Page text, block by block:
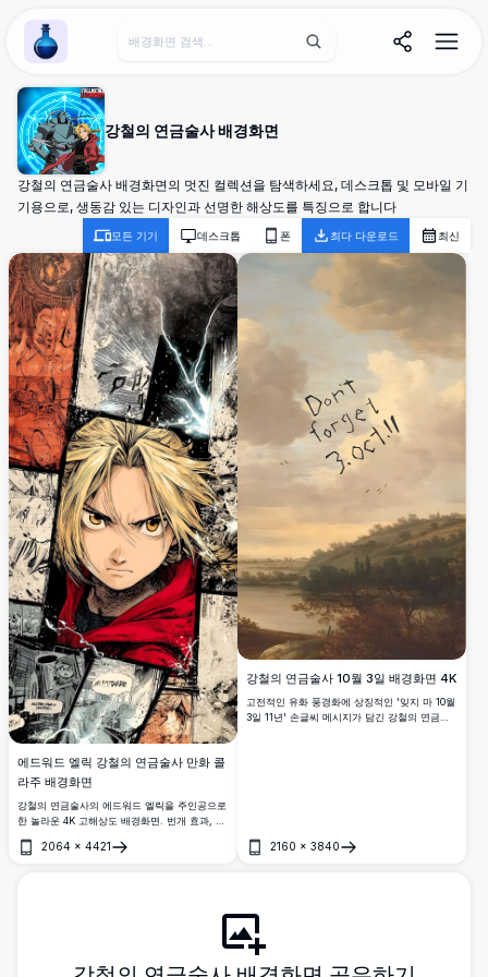
Wallpaper Alchemy
강철의 연금술사 배경화면
강철의 연금술사 배경화면의 멋진 컬렉션을 탐색하세요, 데스크톱 및 모바일 기
기용으로, 생동감 있는 디자인과 선명한 해상도를 특징으로 합니다
모든 기기 데스크톱 폰 최다 다운로드 최신
에드워드 엘릭 강철의 연금술사 만화 콜
라주 배경화면
강철의 연금술사의 에드워드 엘릭을 주인공으로
한 놀라운 4K 고해상도 배경화면. 번개 효과, 황
동적인 만화 패널 콜라주와 드라마틱한 애니메
2064 × 4421
열기
강철의 연금술사 10월 3일 배경화면 4K
고전적인 유화 풍경화에 상징적인 '잊지 마 10월
3일 11년' 손글씨 메시지가 담긴 강철의 연금술
2160 × 3840
열기